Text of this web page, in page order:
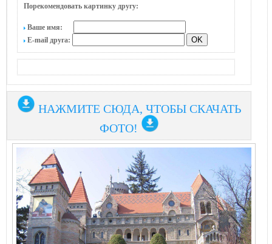
Порекомендовать картинку другу:
Ваше имя:
E-mail друга:
НАЖМИТЕ СЮДА, ЧТОБЫ СКАЧАТЬ
ФОТО!